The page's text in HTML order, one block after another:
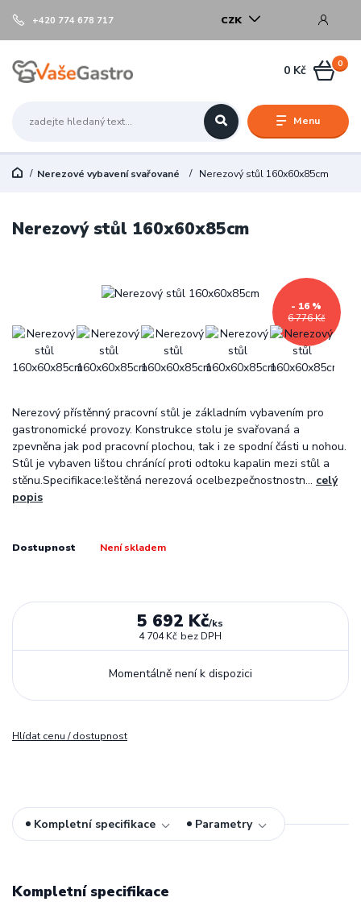
Menu
CZK
+420 774 678 717
0
0 Kč
Nerezové vybavení svařované Nerezový stůl 160x60x85cm
Nerezový stůl 160x60x85cm
6 776 Kč
- 16 %
Nerezový přístěnný pracovní stůl je základním vybavením pro
gastronomické provozy. Konstrukce stolu je svařovaná a
zpevněna jak pod pracovní plochou, tak i ze spodní části u nohou.
Stůl je vybaven lištou chránící proti odtoku kapalin mezi stůl a
stěnu.Specifikace:leštěná nerezová ocelbezpečnostnostn... celý
popis
Dostupnost Není skladem
5 692 Kč/ks
4 704 Kč bez DPH
Momentálně není k dispozici
Hlídat cenu / dostupnost
Kompletní specifikace Parametry
Kompletní specifikace